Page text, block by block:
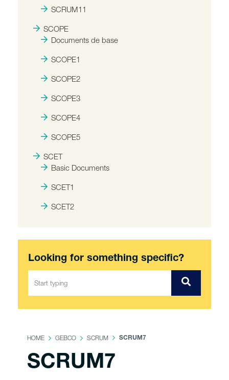
SCRUM11
SCOPE
Documents de base
SCOPE1
SCOPE2
SCOPE3
SCOPE4
SCOPE5
SCET
Basic Documents
SCET1
SCET2
Looking for something specific?
HOME GEBCO SCRUM SCRUM7
SCRUM7